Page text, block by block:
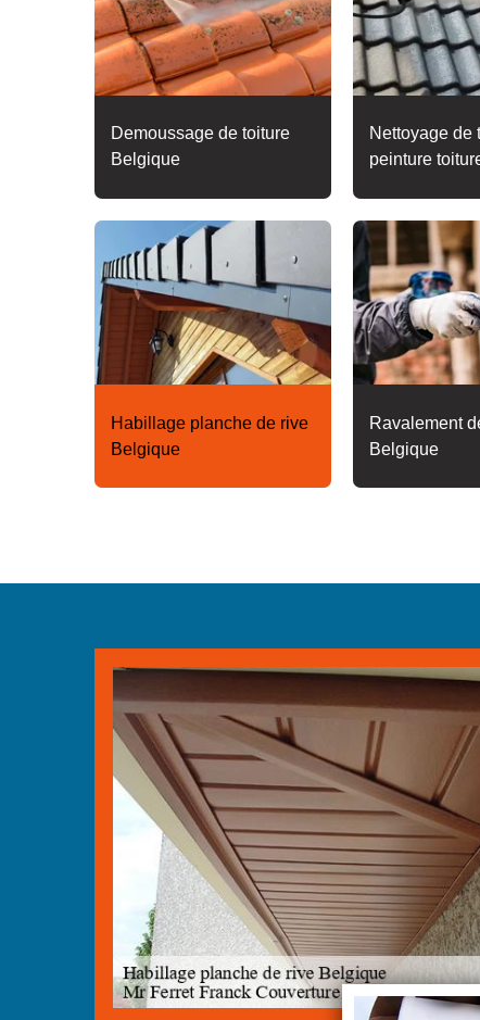
Demoussage de toiture
Belgique
Nettoyage de
peinture
Habillage planche de rive
Belgique
Ravalement
Belgique